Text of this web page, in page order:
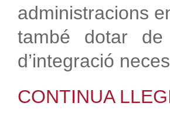
administracions
també dotar de
d’integració
CONTINUA